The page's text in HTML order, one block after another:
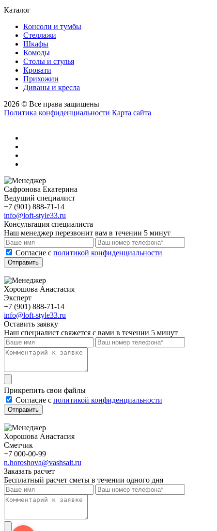
Каталог
Консоли и тумбы
Стеллажи
Шкафы
Комоды
Cтолы и стулья
Кровати
Прихожии
Диваны и кресла
2026 © Все права защищены
Политика конфиденциальности Карта сайта
Сафронова Екатерина
Ведущий специалист
+7 (901) 888-71-14
info@loft-style33.ru
Консультация специалиста
Наш менеджер перезвонит вам в течении 5 минут
Cогласие с политикой конфиденциальности
Отправить
Хорошова Анастасия
Эксперт
+7 (901) 888-71-14
info@loft-style33.ru
Оставить заявку
Наш специалист свяжется с вами в течении 5 минут
Прикрепить свои файлы
Cогласие с политикой конфиденциальности
Отправить
Хорошова Анастасия
Сметчик
+7 000-00-99
n.horoshova@vashsait.ru
Заказать расчет
Бесплатный расчет сметы в течении одного дня